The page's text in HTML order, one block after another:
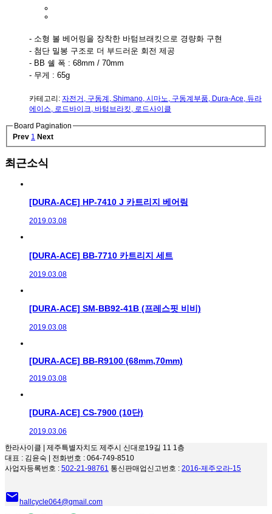
- 소형 볼 베어링을 장착한 바텀브래킷으로 경량화 구현
- 첨단 밀봉 구조로 더 부드러운 회전 제공
- BB 쉘 폭 : 68mm / 70mm
- 무게 : 65g
카테고리: 자전거, 구동계, Shimano, 시마노, 구동계부품, Dura-Ace, 듀라
에이스, 로드바이크, 바텀브라킷, 로드사이클
Board Pagination
Prev 1 Next
최근소식
[DURA-ACE] HP-7410 J 카트리지 베어링
2019.03.08
[DURA-ACE] BB-7710 카트리지 세트
2019.03.08
[DURA-ACE] SM-BB92-41B (프레스핏 비비)
2019.03.08
[DURA-ACE] BB-R9100 (68mm,70mm)
2019.03.08
[DURA-ACE] CS-7900 (10단)
2019.03.06
한라사이클 | 제주특별자치도 제주시 신대로19길 11 1층
대표 : 김윤숙 | 전화번호 : 064-749-8510
사업자등록번호 : 502-21-98761 통신판매업신고번호 : 2016-제주오라-15
emailhallcycle064@gmail.com